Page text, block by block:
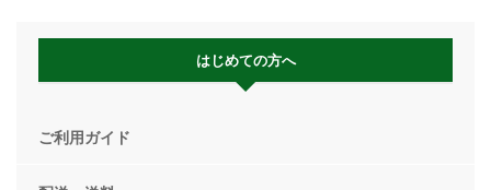
はじめての方へ
ご利用ガイド